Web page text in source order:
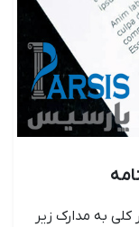
کلی به مدارک زیر